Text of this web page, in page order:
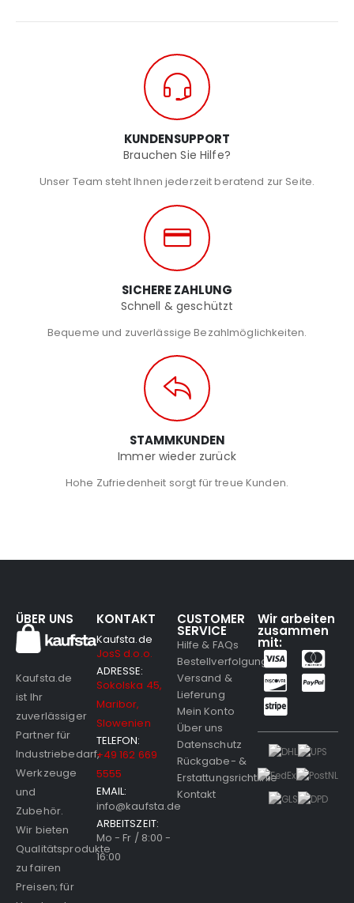
KUNDENSUPPORT
Brauchen Sie Hilfe?
Unser Team steht Ihnen jederzeit beratend zur Seite.
SICHERE ZAHLUNG
Schnell & geschützt
Bequeme und zuverlässige Bezahlmöglichkeiten.
STAMMKUNDEN
Immer wieder zurück
Hohe Zufriedenheit sorgt für treue Kunden.
ÜBER UNS
Kaufsta.de
ist Ihr
zuverlässiger
Partner für
Industriebedarf,
Werkzeuge
und
Zubehör.
Wir bieten
Qualitätsprodukte
zu fairen
Preisen; für
KONTAKT
Kaufsta.de
JosS d.o.o.
ADRESSE:
Sokolska 45,
Maribor,
Slowenien
TELEFON:
+49 162 669
5555
EMAIL:
info@kaufsta.de
ARBEITSZEIT:
Mo - Fr / 8:00 -
16:00
CUSTOMER
SERVICE
Hilfe & FAQs
Bestellverfolgung
Versand &
Lieferung
Mein Konto
Über uns
Datenschutz
Rückgabe- &
Erstattungsrichtlinie
Kontakt
Wir arbeiten
zusammen
mit: